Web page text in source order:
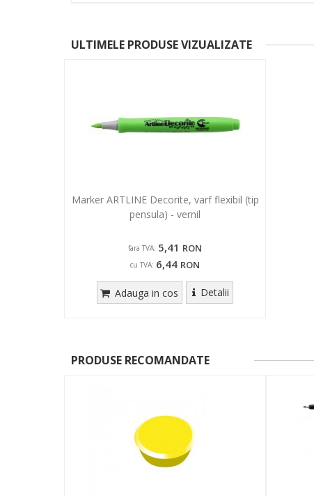
ULTIMELE PRODUSE VIZUALIZATE
Marker ARTLINE Decorite, varf flexibil (tip
pensula) - vernil
fara TVA: 5,41 RON
cu TVA: 6,44 RON
Adauga in cos Detalii
PRODUSE RECOMANDATE